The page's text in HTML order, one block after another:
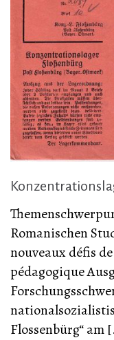
Romanischen
nouveaux défis
pédagogique
Flossenbürg“ am